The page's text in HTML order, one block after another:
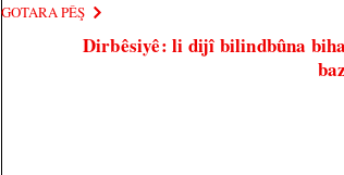
GOTARA PÊŞ
Dirbêsiyê: li dijî bilindbûna